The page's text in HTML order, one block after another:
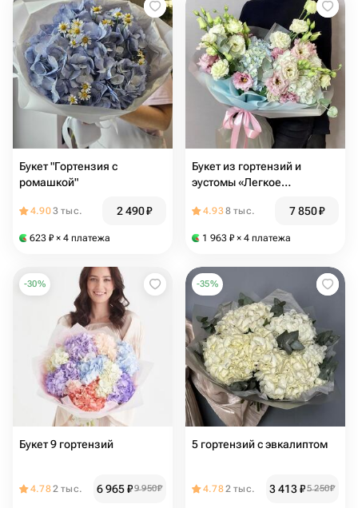
Букет "Гортензия с
ромашкой"
4.903 тыс. 2 490₽
623 ₽ × 4 платежа
Букет из гортензий и
эустомы «Легкое
4.938 тыс. 7 850₽
1 963 ₽ × 4 платежа
-30%
Букет 9 гортензий
4.782 тыс. 6 965₽9 950₽
-35%
5 гортензий с эвкалиптом
4.782 тыс. 3 413₽5 250₽